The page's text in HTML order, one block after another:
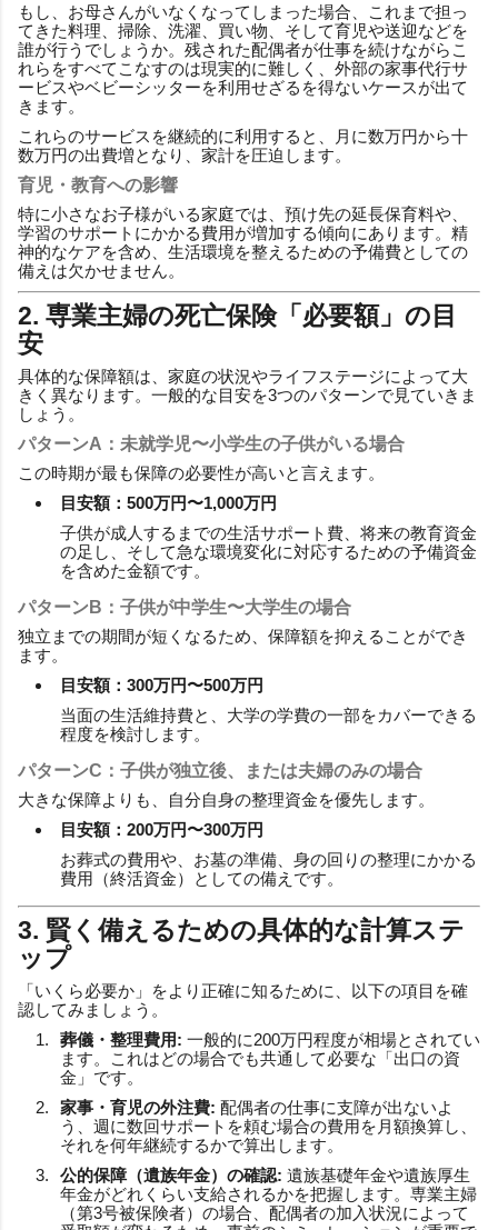
もし、お母さんがいなくなってしまった場合、これまで担っ
てきた料理、掃除、洗濯、買い物、そして育児や送迎などを
誰が行うでしょうか。残された配偶者が仕事を続けながらこ
れらをすべてこなすのは現実的に難しく、外部の家事代行サ
ービスやベビーシッターを利用せざるを得ないケースが出て
きます。
これらのサービスを継続的に利用すると、月に数万円から十
数万円の出費増となり、家計を圧迫します。
育児・教育への影響
特に小さなお子様がいる家庭では、預け先の延長保育料や、
学習のサポートにかかる費用が増加する傾向にあります。精
神的なケアを含め、生活環境を整えるための予備費としての
備えは欠かせません。
2. 専業主婦の死亡保険「必要額」の目
安
具体的な保障額は、家庭の状況やライフステージによって大
きく異なります。一般的な目安を3つのパターンで見ていきま
しょう。
パターンA：未就学児〜小学生の子供がいる場合
この時期が最も保障の必要性が高いと言えます。
目安額：500万円〜1,000万円
子供が成人するまでの生活サポート費、将来の教育資金
の足し、そして急な環境変化に対応するための予備資金
を含めた金額です。
パターンB：子供が中学生〜大学生の場合
独立までの期間が短くなるため、保障額を抑えることができ
ます。
目安額：300万円〜500万円
当面の生活維持費と、大学の学費の一部をカバーできる
程度を検討します。
パターンC：子供が独立後、または夫婦のみの場合
大きな保障よりも、自分自身の整理資金を優先します。
目安額：200万円〜300万円
お葬式の費用や、お墓の準備、身の回りの整理にかかる
費用（終活資金）としての備えです。
3. 賢く備えるための具体的な計算ステ
ップ
「いくら必要か」をより正確に知るために、以下の項目を確
認してみましょう。
葬儀・整理費用: 一般的に200万円程度が相場とされてい
ます。これはどの場合でも共通して必要な「出口の資
金」です。
家事・育児の外注費: 配偶者の仕事に支障が出ないよ
う、週に数回サポートを頼む場合の費用を月額換算し、
それを何年継続するかで算出します。
公的保障（遺族年金）の確認: 遺族基礎年金や遺族厚生
年金がどれくらい支給されるかを把握します。専業主婦
（第3号被保険者）の場合、配偶者の加入状況によって